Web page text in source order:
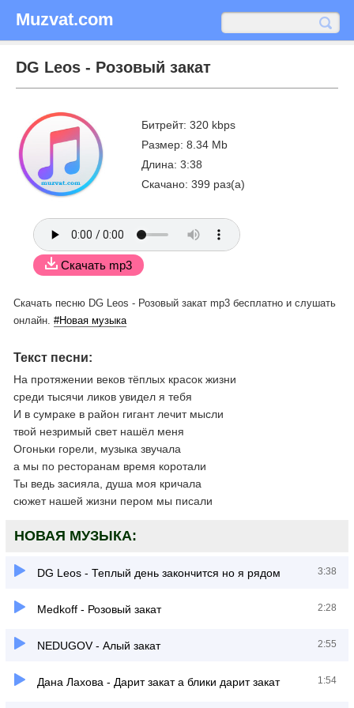
Muzvat.com
DG Leos - Розовый закат
Битрейт: 320 kbps
Размер: 8.34 Mb
Длина: 3:38
Скачано: 399 раз(а)
Скачать mp3
Скачать песню DG Leos - Розовый закат mp3 бесплатно и слушать
онлайн. #Новая музыка
Текст песни:
На протяжении веков тёплых красок жизни
среди тысячи ликов увидел я тебя
И в сумраке в район гигант лечит мысли
твой незримый свет нашёл меня
Огоньки горели, музыка звучала
а мы по ресторанам время коротали
Ты ведь засияла, душа моя кричала
сюжет нашей жизни пером мы писали
НОВАЯ МУЗЫКА:
DG Leos - Теплый день закончится но я рядом 3:38
Medkoff - Розовый закат 2:28
NEDUGOV - Алый закат 2:55
Дана Лахова - Дарит закат а блики дарит закат 1:54